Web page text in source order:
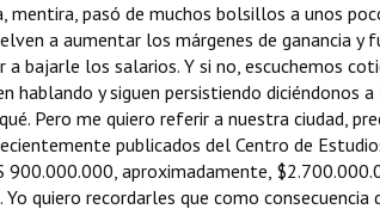
pasó de muchos bolsillos a unos
a aumentar los márgenes de ganancia
bajarle los salarios. Y si no, escuchemos
hablando y siguen persistiendo diciéndonos
Pero me quiero referir a nuestra ciudad,
publicados del Centro de
900.000.000, aproximadamente,
quiero recordarles que como consecuencia